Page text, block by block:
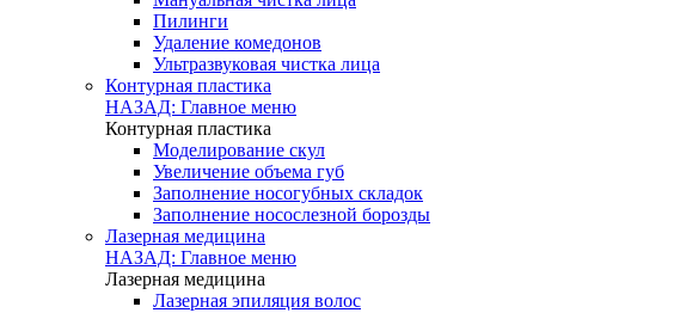
Пилинги
Удаление комедонов
Ультразвуковая чистка лица
Контурная пластика
НАЗАД: Главное меню
Контурная пластика
Моделирование скул
Увеличение объема губ
Заполнение носогубных складок
Заполнение носослезной борозды
Лазерная медицина
НАЗАД: Главное меню
Лазерная медицина
Лазерная эпиляция волос